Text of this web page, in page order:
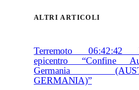
ALTRI ARTICOLI
Terremoto 06:42:42
epicentro “Confine
Germania
GERMANIA)”